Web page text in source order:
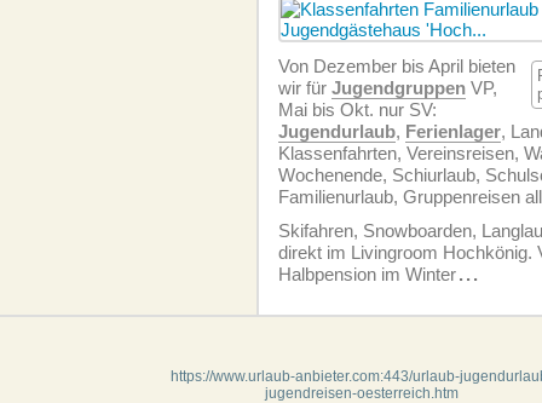
Von Dezember bis April bieten
wir für Jugendgruppen VP,
Mai bis Okt. nur SV:
Jugendurlaub, Ferienlager,
Klassenfahrten, Vereinsreisen,
Wochenende, Schiurlaub,
Familienurlaub, Gruppenreisen
Skifahren, Snowboarden,
direkt im Livingroom Hochkönig.
Halbpension im Winter...
https://www.urlaub-anbieter.com:443/urlaub-
jugendreisen-oesterreich.htm